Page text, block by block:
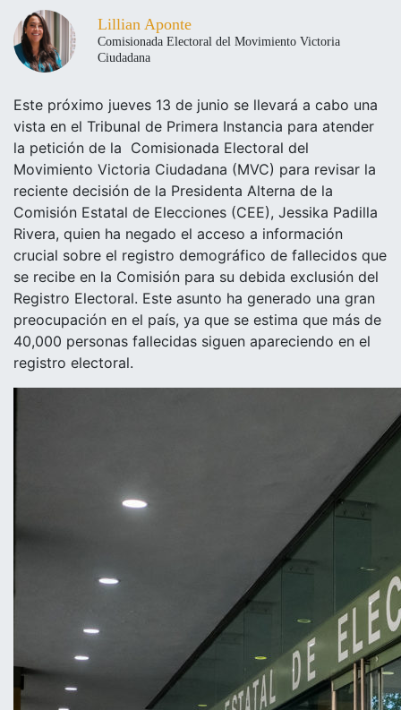
Lillian Aponte
Comisionada Electoral del Movimiento Victoria
Ciudadana
Este próximo jueves 13 de junio se llevará a cabo una
vista en el Tribunal de Primera Instancia para atender
la petición de la Comisionada Electoral del
Movimiento Victoria Ciudadana (MVC) para revisar la
reciente decisión de la Presidenta Alterna de la
Comisión Estatal de Elecciones (CEE), Jessika Padilla
Rivera, quien ha negado el acceso a información
crucial sobre el registro demográfico de fallecidos que
se recibe en la Comisión para su debida exclusión del
Registro Electoral. Este asunto ha generado una gran
preocupación en el país, ya que se estima que más de
40,000 personas fallecidas siguen apareciendo en el
registro electoral.